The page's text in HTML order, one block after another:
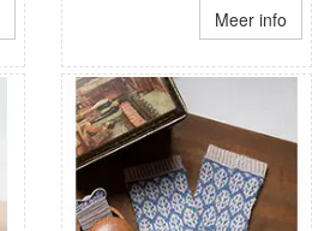
Meer info